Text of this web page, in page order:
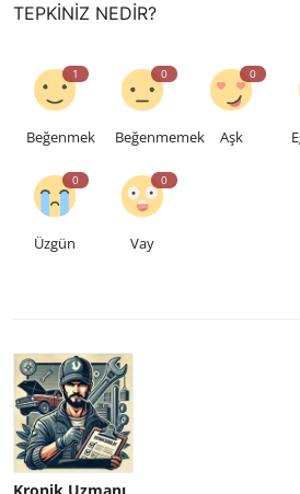
TEPKINIZ NEDIR?
1
Beğenmek
0
Beğenmemek
0
Aşk
0
Üzgün
0
Vay
Kronik Uzmanı